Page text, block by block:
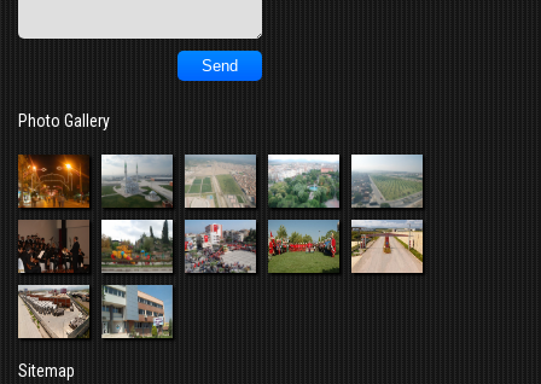
Photo Gallery
Sitemap